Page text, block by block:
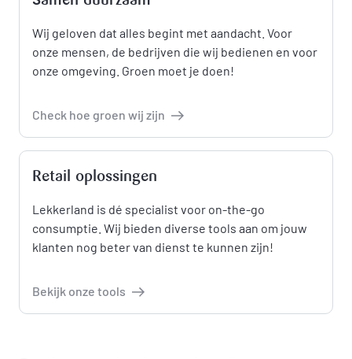
Wij geloven dat alles begint met aandacht. Voor
onze mensen, de bedrijven die wij bedienen en voor
onze omgeving. Groen moet je doen!
Check hoe groen wij zijn
Retail oplossingen
Lekkerland is dé specialist voor on-the-go
consumptie. Wij bieden diverse tools aan om jouw
klanten nog beter van dienst te kunnen zijn!
Bekijk onze tools